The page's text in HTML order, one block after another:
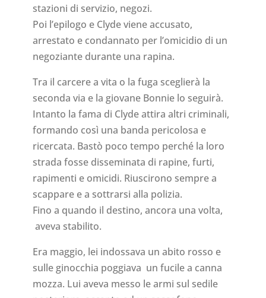
stazioni di servizio, negozi.
Poi l’epilogo e Clyde viene accusato,
arrestato e condannato per l’omicidio di un
negoziante durante una rapina.
Tra il carcere a vita o la fuga sceglierà la
seconda via e la giovane Bonnie lo seguirà.
Intanto la fama di Clyde attira altri criminali,
formando così una banda pericolosa e
ricercata. Bastò poco tempo perché la loro
strada fosse disseminata di rapine, furti,
rapimenti e omicidi. Riuscirono sempre a
scappare e a sottrarsi alla polizia.
Fino a quando il destino, ancora una volta,
aveva stabilito.
Era maggio, lei indossava un abito rosso e
sulle ginocchia poggiava un fucile a canna
mozza. Lui aveva messo le armi sul sedile